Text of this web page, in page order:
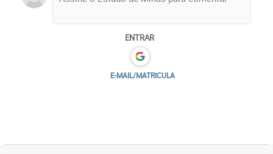
ENTRAR
E-MAIL/MATRICULA